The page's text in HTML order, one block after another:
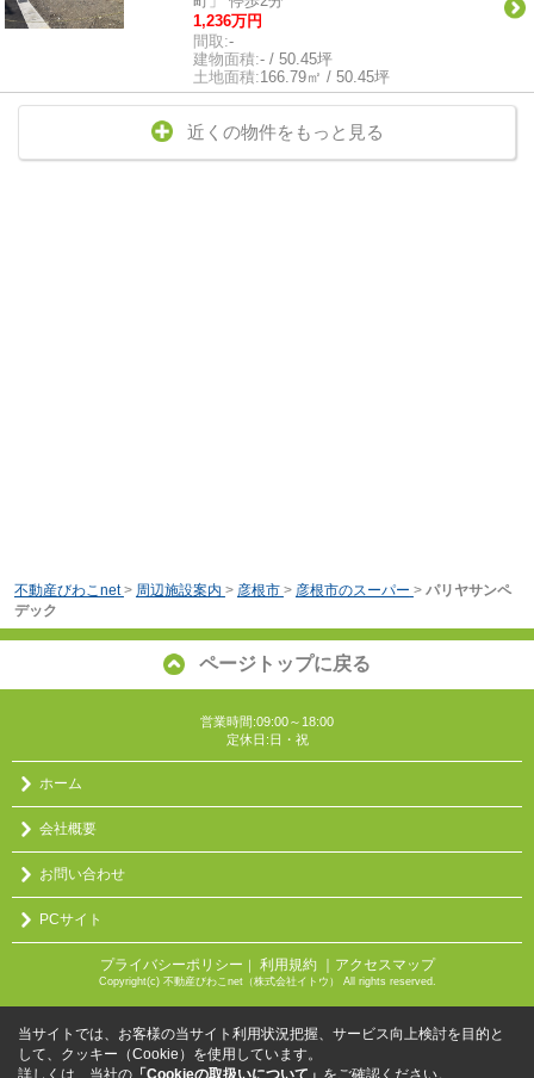
1,236万円
間取:-
建物面積:- / 50.45坪
土地面積:166.79㎡ / 50.45坪
近くの物件をもっと見る
不動産びわこnet > 周辺施設案内 > 彦根市 > 彦根市のスーパー > パリヤサンペ
デック
ページトップに戻る
営業時間:09:00～18:00
定休日:日・祝
ホーム
会社概要
お問い合わせ
PCサイト
プライバシーポリシー ｜ 利用規約 ｜アクセスマップ
Copyright(c) 不動産びわこnet（株式会社イトウ） All rights reserved.
当サイトでは、お客様の当サイト利用状況把握、サービス向上検討を目的と
して、クッキー（Cookie）を使用しています。
詳しくは、当社の 「Cookieの取扱いについて」 をご確認ください。